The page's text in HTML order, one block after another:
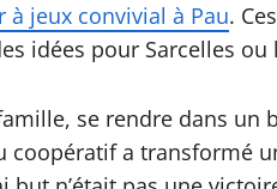
à jeux convivial à Pau.
idées pour Sarcelles ou
se rendre dans un
coopératif a transformé